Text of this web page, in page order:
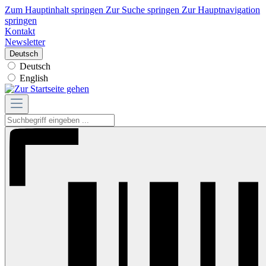
Zum Hauptinhalt springen Zur Suche springen Zur Hauptnavigation
springen
Kontakt
Newsletter
Deutsch
Deutsch
English